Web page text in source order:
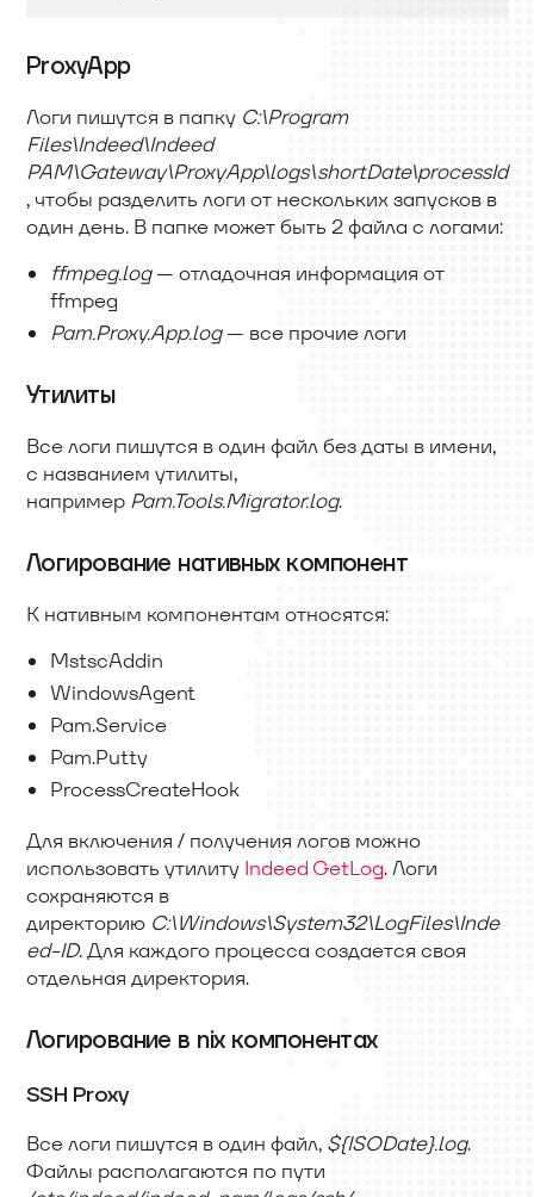
ProxyApp
Логи пишутся в папку C:\Program
Files\Indeed\Indeed
PAM\Gateway\ProxyApp\logs\shortDate\processId
, чтобы разделить логи от нескольких запусков в
один день. В папке может быть 2 файла с логами:
ffmpeg.log— отладочная информация от
ffmpeg
Pam.Proxy.App.log— все прочие логи
Утилиты
Все логи пишутся в один файл без даты в имени,
с названием утилиты,
например Pam.Tools.Migrator.log.
Логирование нативных компонент
К нативным компонентам относятся:
MstscAddin
WindowsAgent
Pam.Service
Pam.Putty
ProcessCreateHook
Для включения / получения логов можно
использовать утилиту Indeed GetLog. Логи
сохраняются в
директорию C:\Windows\System32\LogFiles\Inde
ed-ID. Для каждого процесса создается своя
отдельная директория.
Логирование в nix компонентах
SSH Proxy
Все логи пишутся в один файл, ${ISODate}.log.
Файлы располагаются по пути